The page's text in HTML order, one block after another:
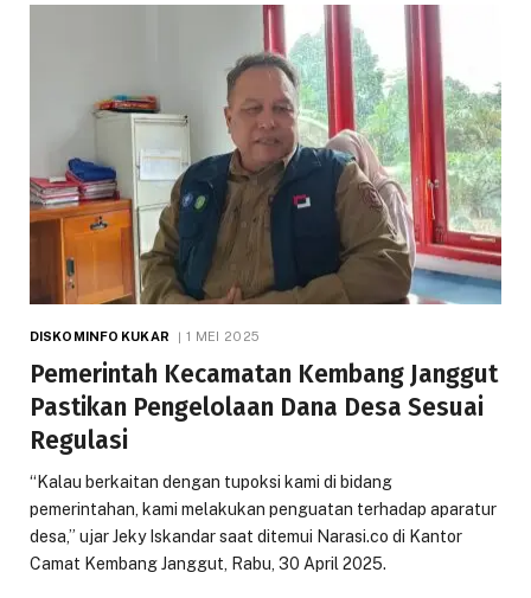
DISKOMINFO KUKAR 1 MEI 2025
Pemerintah Kecamatan Kembang Janggut
Pastikan Pengelolaan Dana Desa Sesuai
Regulasi
“Kalau berkaitan dengan tupoksi kami di bidang
pemerintahan, kami melakukan penguatan terhadap aparatur
desa,” ujar Jeky Iskandar saat ditemui Narasi.co di Kantor
Camat Kembang Janggut, Rabu, 30 April 2025.